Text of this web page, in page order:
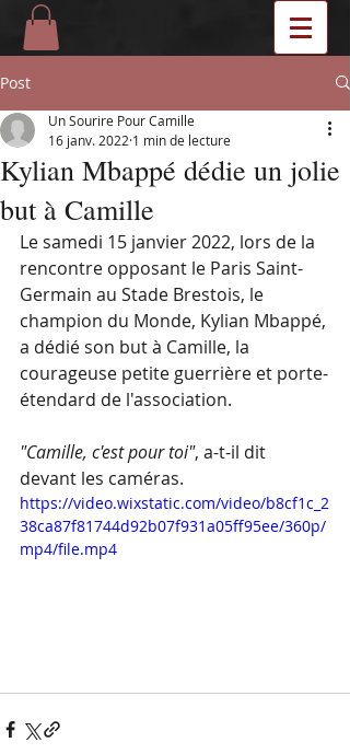
Post
Kylian Mbappé dédie un jolie
but à Camille
Un Sourire Pour Camille
16 janv. 2022 1 min de lecture
Le samedi 15 janvier 2022, lors de la
rencontre opposant le Paris Saint-
Germain au Stade Brestois, le
champion du Monde, Kylian Mbappé,
a dédié son but à Camille, la
courageuse petite guerrière et porte-
étendard de l'association.
"Camille, c'est pour toi", a-t-il dit
devant les caméras.
https://video.wixstatic.com/video/b8cf1c_2
38ca87f81744d92b07f931a05ff95ee/360p/
mp4/file.mp4